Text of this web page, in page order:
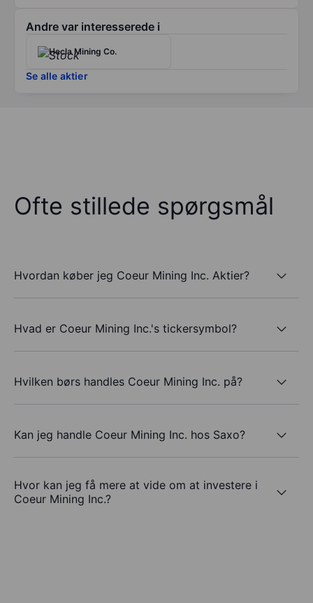
Andre var interesserede i
Hecla Mining Co.
Se alle aktier
Ofte stillede spørgsmål
Hvordan køber jeg Coeur Mining Inc. Aktier?
Hvad er Coeur Mining Inc.'s tickersymbol?
Hvilken børs handles Coeur Mining Inc. på?
Kan jeg handle Coeur Mining Inc. hos Saxo?
Hvor kan jeg få mere at vide om at investere i
Coeur Mining Inc.?